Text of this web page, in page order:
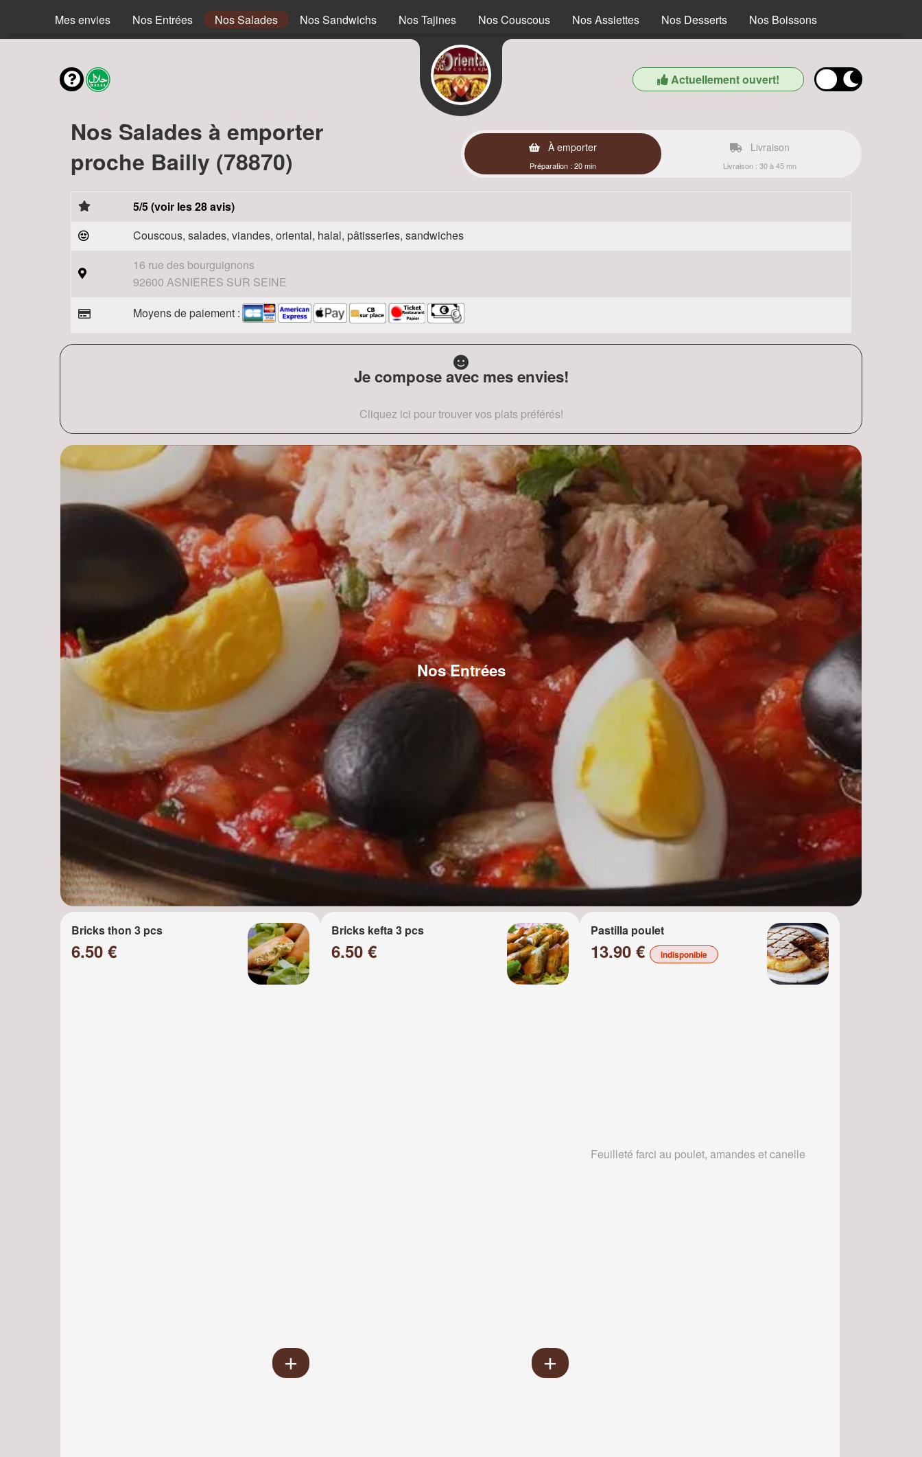
Mes envies Nos Entrées Nos Salades Nos Sandwichs Nos Tajines Nos Couscous Nos Assiettes Nos Desserts Nos Boissons
Actuellement ouvert!
Nos Salades à emporter
proche Bailly (78870)
À emporter
Préparation : 20 min
Livraison
Livraison : 30 à 45 mn
5/5 (voir les 28 avis)
Couscous, salades, viandes, oriental, halal, pâtisseries, sandwiches
16 rue des bourguignons
92600 ASNIERES SUR SEINE
Moyens de paiement :
Je compose avec mes envies!
Cliquez ici pour trouver vos plats préférés!
Nos Entrées
Bricks thon 3 pcs
6.50 €
Bricks kefta 3 pcs
6.50 €
Pastilla poulet
13.90 € indisponible
Feuilleté farci au poulet, amandes et canelle